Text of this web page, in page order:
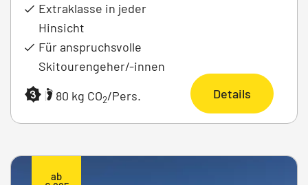
Extraklasse in jeder
Hinsicht
Für anspruchsvolle
Skitourengeher/-innen
|
80 kg CO2/Pers. Details
ab